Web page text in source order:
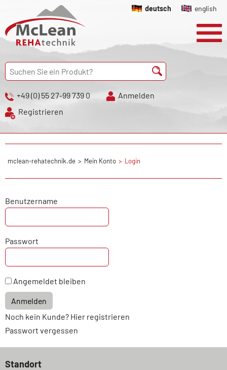
deutsch english
+49 (0) 55 27-99 739 0
Anmelden
Registrieren
mclean-rehatechnik.de Mein Konto Login
Benutzername
Passwort
Angemeldet bleiben
Anmelden
Noch kein Kunde? Hier registrieren
Passwort vergessen
Standort